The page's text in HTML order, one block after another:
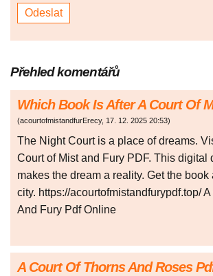
Přehled komentářů
Which Book Is After A Court Of
(acourtofmistandfurErecy, 17. 12. 2025 20:53)
The Night Court is a place of dreams.
Court of Mist and Fury PDF. This digital
makes the dream a reality. Get the
city. https://acourtofmistandfurypdf.top/
And Fury Pdf Online
A Court Of Thorns And Roses